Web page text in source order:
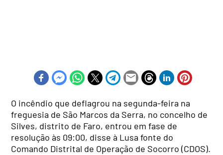
O incêndio que deflagrou na segunda-feira na
freguesia de São Marcos da Serra, no concelho de
Silves, distrito de Faro, entrou em fase de
resolução às 09:00, disse à Lusa fonte do
Comando Distrital de Operação de Socorro (CDOS).